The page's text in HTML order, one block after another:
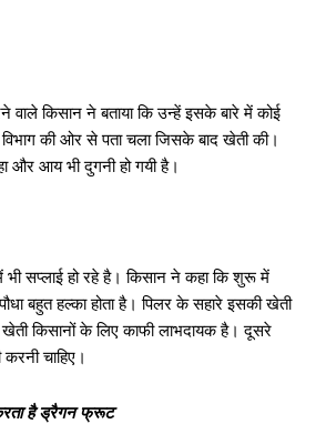
किसान ने बताया कि उन्हें इसके बारे में कोई
विभाग की ओर से पता चला जिसके बाद खेती की।
और आय भी दुगनी हो गयी है।
सप्लाई हो रहे है। किसान ने कहा कि शुरू में
बहुत हल्का होता है। पिलर के सहारे इसकी खेती
किसानों के लिए काफी लाभदायक है। दूसरे
चाहिए।
है ड्रैगन फ्रूट